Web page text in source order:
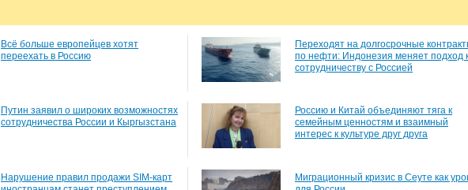
Всё больше европейцев хотят
переехать в Россию
Переходят на долгосрочные
по нефти: Индонезия меняет подход
сотрудничеству с Россией
Путин заявил о широких возможностях
сотрудничества России и Кыргызстана
Россию и Китай объединяют тяга к
семейным ценностям и взаимный
интерес к культуре друг друга
Нарушение правил продажи SIM-карт
Миграционный кризис в Сеуте как